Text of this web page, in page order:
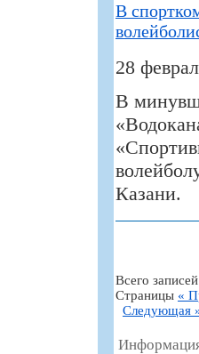
В
28
В
Казани.
Всего
Страницы «
Следующая